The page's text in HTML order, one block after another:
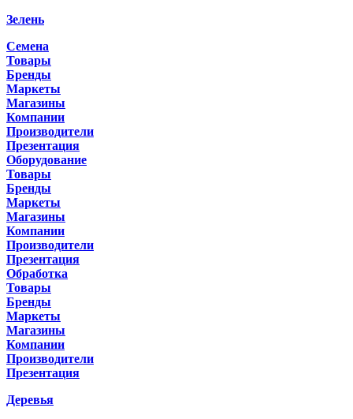
Зелень
Семена
Товары
Бренды
Маркеты
Магазины
Компании
Производители
Презентация
Оборудование
Товары
Бренды
Маркеты
Магазины
Компании
Производители
Презентация
Обработка
Товары
Бренды
Маркеты
Магазины
Компании
Производители
Презентация
Деревья